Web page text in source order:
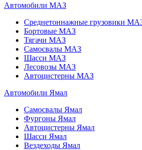
Автомобили МАЗ
Среднетоннажные грузовики
Бортовые МАЗ
Тягачи МАЗ
Самосвалы МАЗ
Шасси МАЗ
Лесовозы МАЗ
Автоцистерны МАЗ
Автомобили Ямал
Самосвалы Ямал
Фургоны Ямал
Автоцистерны Ямал
Шасси Ямал
Вездеходы Ямал